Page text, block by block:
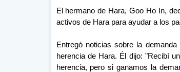
El hermano de Hara, Goo Ho In,
activos de Hara para ayudar a los
Entregó noticias sobre la
herencia de Hara. Él dijo: "Recibí
herencia, pero si ganamos la